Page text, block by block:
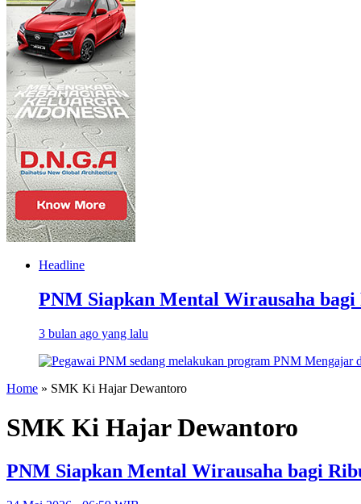
Headline
PNM Siapkan Mental Wirausaha bagi
3 bulan ago yang lalu
Home » SMK Ki Hajar Dewantoro
SMK Ki Hajar Dewantoro
PNM Siapkan Mental Wirausaha bagi